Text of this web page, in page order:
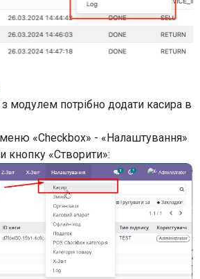
модулем потрібно додати касира в
«Checkbox» - «Налаштування»
кнопку «Створити»: